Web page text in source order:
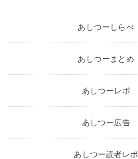
あしつーしらべ
あしつーまとめ
あしつーレポ
あしつー広告
あしつー読者レポ